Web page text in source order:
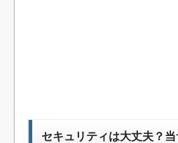
セキュリティは大丈夫？